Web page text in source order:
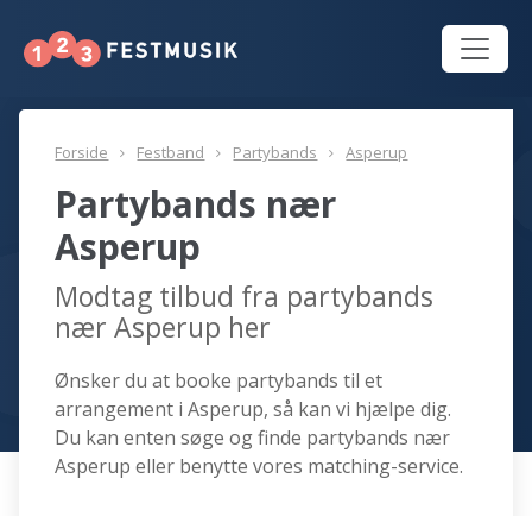
Forside Festband Partybands Asperup
Partybands nær
Asperup
Modtag tilbud fra partybands
nær Asperup her
Ønsker du at booke partybands til et
arrangement i Asperup, så kan vi hjælpe dig.
Du kan enten søge og finde partybands nær
Asperup eller benytte vores matching-service.